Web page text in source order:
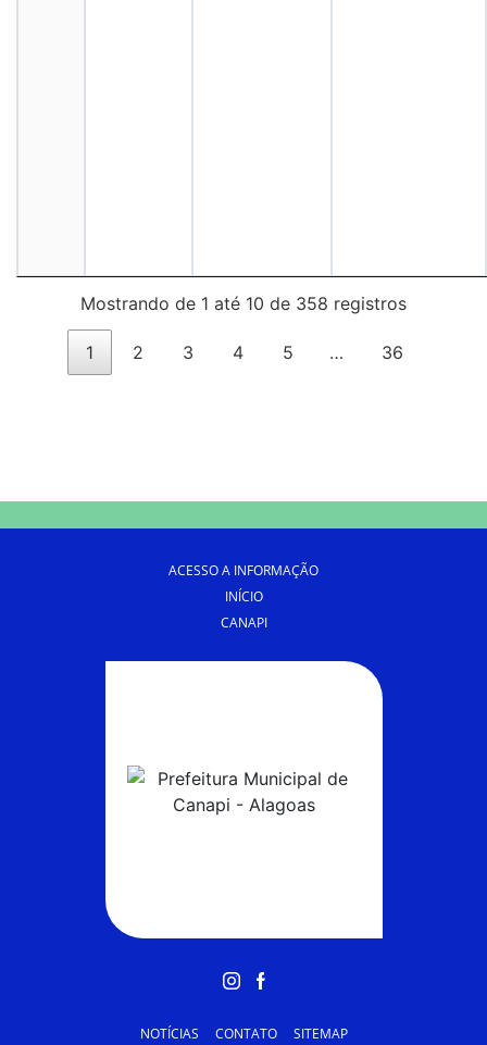
Mostrando de 1 até 10 de 358 registros
1 2 3 4 5 … 36
ACESSO A INFORMAÇÃO
INÍCIO
CANAPI
NOTÍCIAS CONTATO SITEMAP